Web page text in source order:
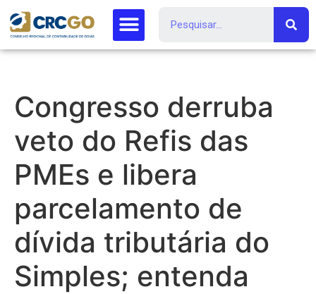
Congresso derruba
veto do Refis das
PMEs e libera
parcelamento de
dívida tributária do
Simples; entenda